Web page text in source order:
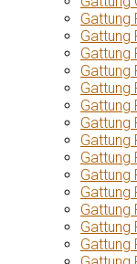
Gattung
Gattung
Gattung
Gattung
Gattung
Gattung
Gattung
Gattung
Gattung
Gattung
Gattung
Gattung
Gattung
Gattung